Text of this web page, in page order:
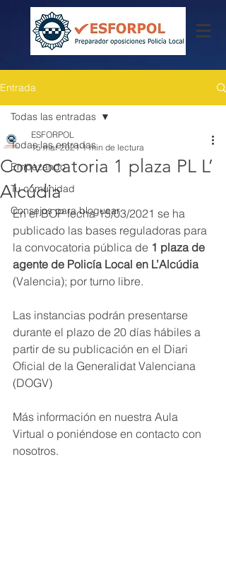
Entrada
Todas las entradas
Empezando
Tu comunidad
Consejos para bloguear
Todas las entradas
Convocatoria 1 plaza PL L’
Alcúdia
ESFORPOL
15 mar 2021 1 min de lectura
En el BOP fecha 15/03/2021 se ha
publicado las bases reguladoras para
la convocatoria pública de 1 plaza de
agente de Policía Local en L’Alcúdia
(Valencia); por turno libre.
Las instancias podrán presentarse
durante el plazo de 20 días hábiles a
partir de su publicación en el Diari
Oficial de la Generalidat Valenciana
(DOGV)
Más información en nuestra Aula
Virtual o poniéndose en contacto con
nosotros.